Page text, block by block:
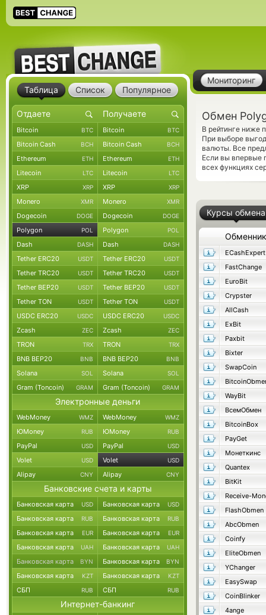
Мониторинг
Обмен
В рейтинге ниже
При выборе
валюты. Все
Если вы впервые
всех функциях
Курсы обмена
Обменник
ECashExpert
FastChange
EuroBit
Crypster
AllCash
ExBit
Paxbit
Bixter
SwapCoin
WayBit
ВсемОбмен
BitcoinBox
PayGet
Монеткинс
Quantex
BitKit
Receive-
FlashObmen
AbcObmen
Coinfy
EliteObmen
YChanger
EasySwap
CoinBlinker
4ange
Таблица Список Популярное
Bitcoin BTC Bitcoin BTC
Bitcoin Cash BCH Bitcoin Cash BCH
Ethereum ETH Ethereum ETH
Litecoin LTC Litecoin LTC
XRP XRP XRP XRP
Monero XMR Monero XMR
Dogecoin DOGE Dogecoin DOGE
Polygon POL Polygon POL
Dash DASH Dash DASH
Tether ERC20 USDT Tether ERC20 USDT
Tether TRC20 USDT Tether TRC20 USDT
Tether BEP20 USDT Tether BEP20 USDT
Tether TON USDT Tether TON USDT
USDC ERC20 USDC USDC ERC20 USDC
Zcash ZEC Zcash ZEC
TRON TRX TRON TRX
BNB BEP20 BNB BNB BEP20 BNB
Solana SOL Solana SOL
Gram (Toncoin) GRAM Gram (Toncoin) GRAM
Электронные деньги
WebMoney WMZ WebMoney WMZ
ЮMoney RUB ЮMoney RUB
PayPal USD PayPal USD
Volet USD Volet USD
Alipay CNY Alipay CNY
Банковские счета и карты
Банковская карта USD Банковская карта USD
Банковская карта RUB Банковская карта RUB
Банковская карта EUR Банковская карта EUR
Банковская карта UAH Банковская карта UAH
Банковская карта BYN Банковская карта BYN
Банковская карта KZT Банковская карта KZT
СБП RUB СБП RUB
Интернет-банкинг